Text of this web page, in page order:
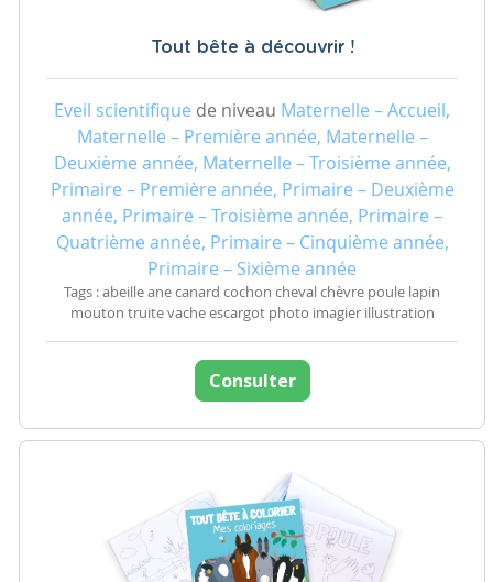
Tout bête à découvrir !
Eveil scientifique de niveau Maternelle – Accueil,
Maternelle – Première année, Maternelle –
Deuxième année, Maternelle – Troisième année,
Primaire – Première année, Primaire – Deuxième
année, Primaire – Troisième année, Primaire –
Quatrième année, Primaire – Cinquième année,
Primaire – Sixième année
Tags : abeille ane canard cochon cheval chèvre poule lapin
mouton truite vache escargot photo imagier illustration
Consulter